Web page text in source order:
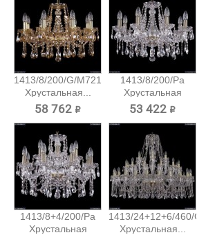
1413/8/200/G/M721
Хрустальная...
58 762 ₽
1413/8/200/Pa
Хрустальная
подвесная...
53 422 ₽
1413/8+4/200/Pa
Хрустальная
1413/24+12+6/460/G
Хрустальная...